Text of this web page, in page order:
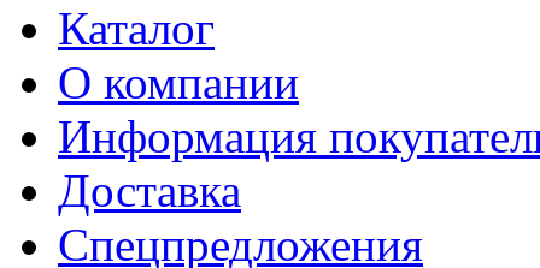
Каталог
О компании
Информация
Доставка
Спецпредложения